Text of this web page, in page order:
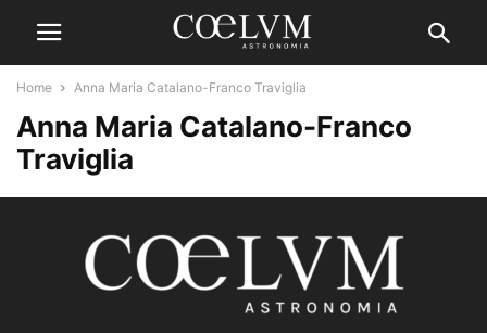
Home Anna Maria Catalano-Franco Traviglia
Anna Maria Catalano-Franco
Traviglia